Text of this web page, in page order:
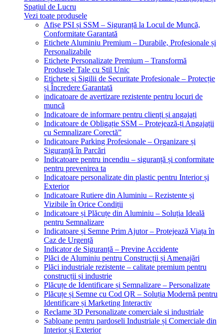
Spațiul de Lucru
Vezi toate produsele
Afișe PSI și SSM – Siguranță la Locul de Muncă,
Conformitate Garantată
Etichete Aluminiu Premium – Durabile, Profesionale și
Personalizabile
Etichete Personalizate Premium – Transformă
Produsele Tale cu Stil Unic
Etichete și Sigilii de Securitate Profesionale – Protecție
și Încredere Garantată
indicatoare de avertizare rezistente pentru locuri de
muncă
Indicatoare de informare pentru clienți și angajați
Indicatoare de Obligație SSM – Protejează-ți Angajații
cu Semnalizare Corectă”
Indicatoare Parking Profesionale – Organizare și
Siguranță în Parcări
Indicatoare pentru incendiu – siguranță și conformitate
pentru prevenirea ta
Indicatoare personalizate din plastic pentru Interior și
Exterior
Indicatoare Rutiere din Aluminiu – Rezistente și
Vizibile în Orice Condiții
Indicatoare și Plăcuțe din Aluminiu – Soluția Ideală
pentru Semnalizare
Indicatoare și Semne Prim Ajutor – Protejează Viața în
Caz de Urgență
Indicator de Siguranță – Previne Accidente
Plăci de Aluminiu pentru Construcții și Amenajări
Plăci industriale rezistente – calitate premium pentru
construcții și industrie
Plăcuțe de Identificare și Semnalizare – Personalizate
Plăcuțe și Semne cu Cod QR – Soluția Modernă pentru
Identificare și Marketing Interactiv
Reclame 3D Personalizate comerciale si industriale
Sabloane pentru pardoseli Industriale și Comerciale din
Interior și Exterior